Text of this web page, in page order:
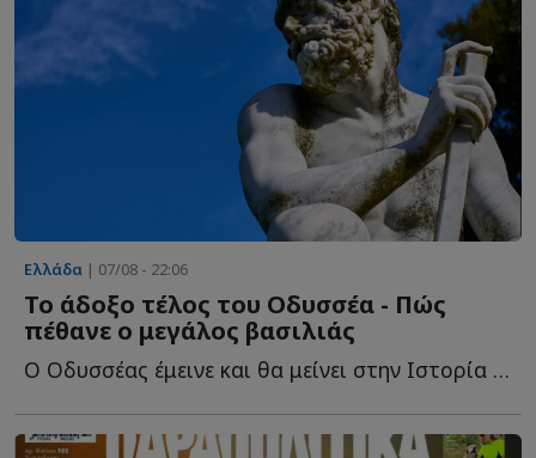
Ελλάδα | 07/08 - 22:06
Το άδοξο τέλος του Οδυσσέα - Πώς
πέθανε ο μεγάλος βασιλιάς
Ο Οδυσσέας έμεινε και θα μείνει στην Ιστορία ως ο πολυμήχανος ή...